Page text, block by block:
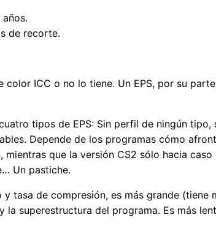
de recorte.
ICC o no lo tiene. Un EPS, por su
tipos de EPS: Sin perfil de ningún
Depende de los programas cómo
mientras que la versión CS2 sólo hacia
Un pastiche.
tasa de compresión, es más grande (tiene
superestructura del programa. Es más